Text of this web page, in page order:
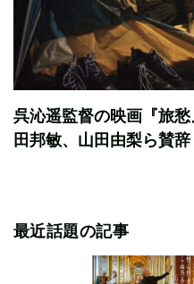
呉沁遥監督の映画『旅
田邦敏、山田由梨ら賛辞
最近話題の記事